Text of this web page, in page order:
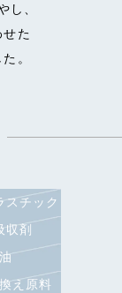
し、
た
。
スチック
収剤
え原料